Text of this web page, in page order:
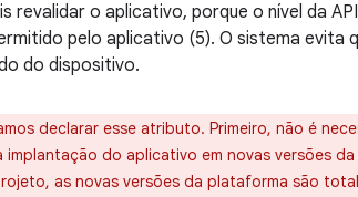
revalidar o aplicativo, porque o nível da
pelo aplicativo (5). O sistema evita
do dispositivo.
declarar esse atributo. Primeiro, não é
implantação do aplicativo em novas versões
as novas versões da plataforma são